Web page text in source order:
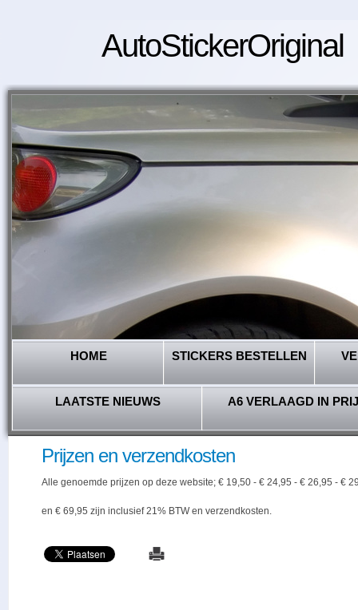
AutoStickerOriginal
HOME STICKERS BESTELLEN
LAATSTE NIEUWS A6 VERLAAGD IN
Prijzen en verzendkosten
Alle genoemde prijzen op deze website; € 19,50 - € 24,95 - € 26,95 - €
en € 69,95 zijn inclusief 21% BTW en verzendkosten.